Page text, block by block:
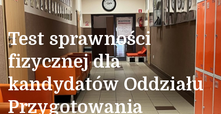
Test sprawności
fizycznej dla
kandydatów Oddziału
Przygotowania